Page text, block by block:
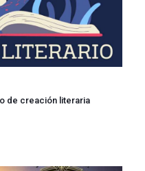
de creación literaria